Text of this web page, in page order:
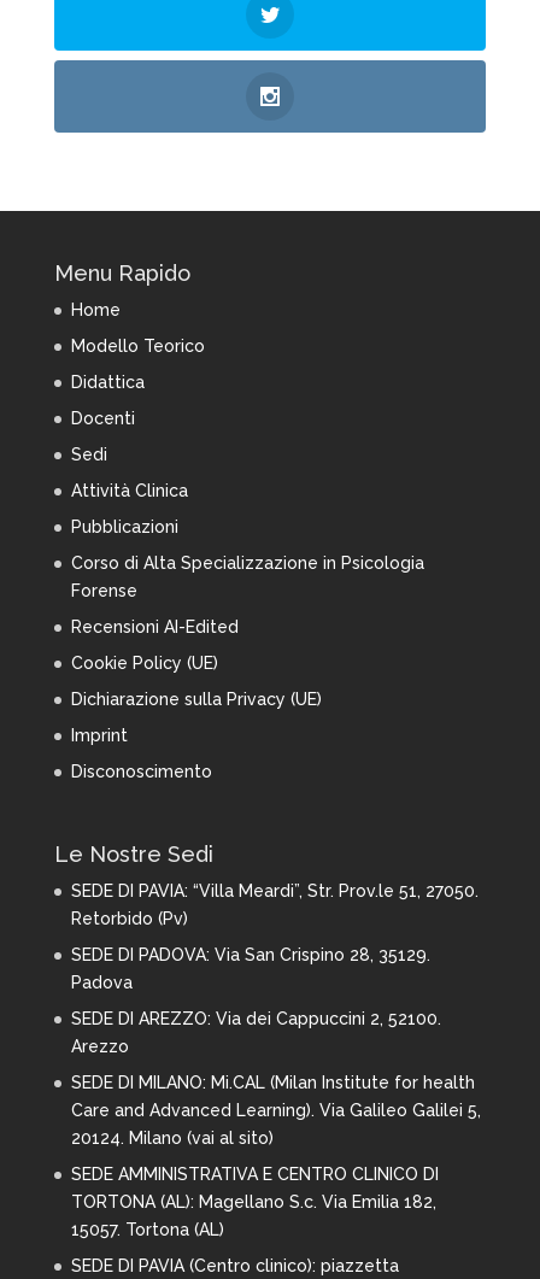
Menu Rapido
Home
Modello Teorico
Didattica
Docenti
Sedi
Attività Clinica
Pubblicazioni
Corso di Alta Specializzazione in Psicologia
Forense
Recensioni AI-Edited
Cookie Policy (UE)
Dichiarazione sulla Privacy (UE)
Imprint
Disconoscimento
Le Nostre Sedi
SEDE DI PAVIA: “Villa Meardi”, Str. Prov.le 51, 27050.
Retorbido (Pv)
SEDE DI PADOVA: Via San Crispino 28, 35129.
Padova
SEDE DI AREZZO: Via dei Cappuccini 2, 52100.
Arezzo
SEDE DI MILANO: Mi.CAL (Milan Institute for health
Care and Advanced Learning). Via Galileo Galilei 5,
20124. Milano (vai al sito)
SEDE AMMINISTRATIVA E CENTRO CLINICO DI
TORTONA (AL): Magellano S.c. Via Emilia 182,
15057. Tortona (AL)
SEDE DI PAVIA (Centro clinico): piazzetta